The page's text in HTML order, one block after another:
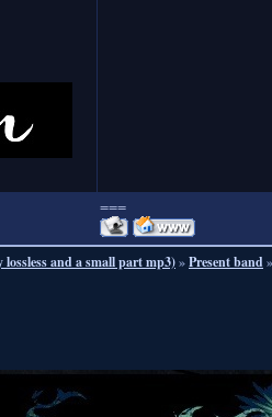
===
and a small part mp3)»Present band»